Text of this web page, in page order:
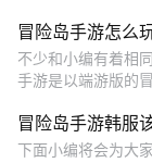
冒险岛手游怎么
不少和小编有着相
手游是以端游版的
冒险岛手游韩服
下面小编将会为大